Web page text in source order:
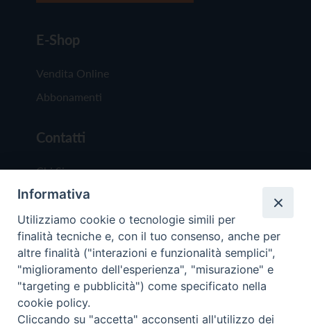
E-Shop
Vendita Online
Abbonamenti
Contatti
Chi Siamo
Redazione
Scrivici
Copyright © 2019 - Tutti i diritti riservati - Vita
Trentina Editrice
Informativa
Utilizziamo cookie o tecnologie simili per
finalità tecniche e, con il tuo consenso, anche per
altre finalità ("interazioni e funzionalità semplici",
"miglioramento dell'esperienza", "misurazione" e
"targeting e pubblicità") come specificato nella
cookie policy.
Cliccando su "accetta" acconsenti all'utilizzo dei